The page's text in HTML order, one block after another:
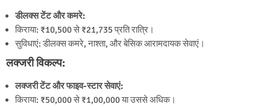
डीलक्स टेंट और कमरे:
किराया: ₹10,500 से ₹21,735 प्रति रात्रि।
सुविधाएं: डीलक्स कमरे, नाश्ता, और बेसिक आरामदायक सेवाएं।
लक्जरी विकल्प:
लक्जरी टेंट और फाइव-स्टार सेवाएं:
किराया: ₹50,000 से ₹1,00,000 या उससे अधिक।